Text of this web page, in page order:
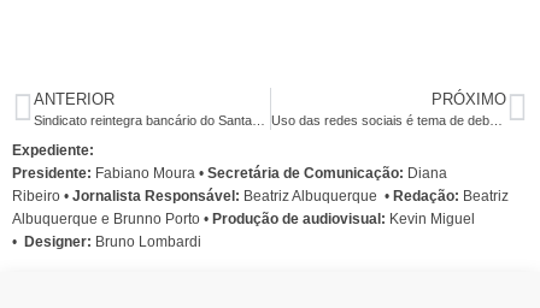
ANTERIOR PRÓXIMO
Uso das redes sociais é tema de debate na Conferência
Expediente:
Presidente: Fabiano Moura • Secretária de Comunicação: Diana
Ribeiro • Jornalista Responsável: Beatriz Albuquerque • Redação: Beatriz
Albuquerque e Brunno Porto • Produção de audiovisual: Kevin Miguel
• Designer: Bruno Lombardi